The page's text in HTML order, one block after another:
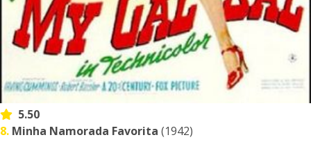
5.50
8. Minha Namorada Favorita (1942)